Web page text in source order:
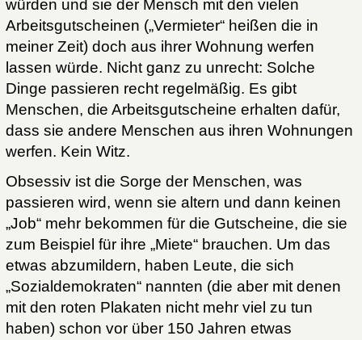
würden und sie der Mensch mit den vielen
Arbeitsgutscheinen („Vermieter“ heißen die in
meiner Zeit) doch aus ihrer Wohnung werfen
lassen würde. Nicht ganz zu unrecht: Solche
Dinge passieren recht regelmäßig. Es gibt
Menschen, die Arbeitsgutscheine erhalten dafür,
dass sie andere Menschen aus ihren Wohnungen
werfen. Kein Witz.
Obsessiv ist die Sorge der Menschen, was
passieren wird, wenn sie altern und dann keinen
„Job“ mehr bekommen für die Gutscheine, die sie
zum Beispiel für ihre „Miete“ brauchen. Um das
etwas abzumildern, haben Leute, die sich
„Sozialdemokraten“ nannten (die aber mit denen
mit den roten Plakaten nicht mehr viel zu tun
haben) schon vor über 150 Jahren etwas